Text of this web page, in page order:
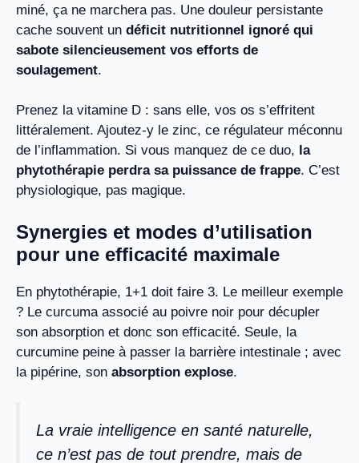
miné, ça ne marchera pas. Une douleur persistante
cache souvent un déficit nutritionnel ignoré qui
sabote silencieusement vos efforts de
soulagement.
Prenez la vitamine D : sans elle, vos os s’effritent
littéralement. Ajoutez-y le zinc, ce régulateur méconnu
de l’inflammation. Si vous manquez de ce duo, la
phytothérapie perdra sa puissance de frappe. C’est
physiologique, pas magique.
Synergies et modes d’utilisation
pour une efficacité maximale
En phytothérapie, 1+1 doit faire 3. Le meilleur exemple
? Le curcuma associé au poivre noir pour décupler
son absorption et donc son efficacité. Seule, la
curcumine peine à passer la barrière intestinale ; avec
la pipérine, son absorption explose.
La vraie intelligence en santé naturelle,
ce n’est pas de tout prendre, mais de